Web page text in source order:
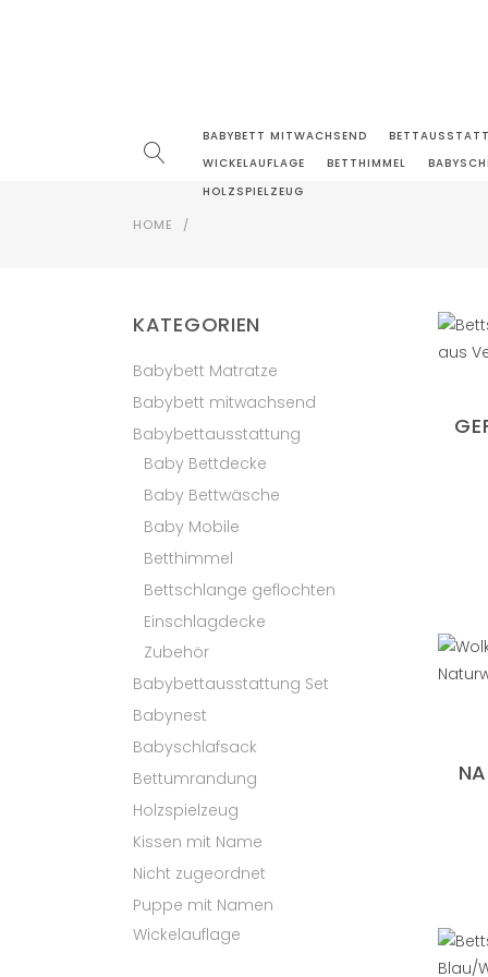
BABYBETT MITWACHSEND
WICKELAUFLAGE
BETTHIMMEL
HOLZSPIELZEUG
HOME /
KATEGORIEN
Babybett Matratze
Babybett mitwachsend
Babybettausstattung
Baby Bettdecke
Baby Bettwäsche
Baby Mobile
Betthimmel
Bettschlange geflochten
Einschlagdecke
Zubehör
Babybettausstattung Set
Babynest
Babyschlafsack
Bettumrandung
Holzspielzeug
Kissen mit Name
Nicht zugeordnet
Puppe mit Namen
Wickelauflage